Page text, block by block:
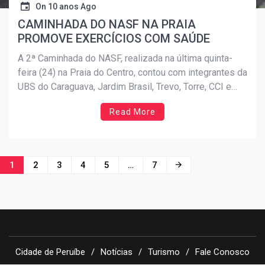
On 10 anos Ago
CAMINHADA DO NASF NA PRAIA
PROMOVE EXERCÍCIOS COM SAÚDE
A 2ª Caminhada do NASF, realizada na última quinta-
feira (24) na Praia do Centro, contou com integrantes da
UBS do Caraguava, Jardim Brasil, Trevo, Torre, CCI e
Caps I, com aproximadamente 200 pessoas presentes.
A Caminhada (alongamento, exercício, dinâmicas
Read More
Navegação
1 2 3 4 5 … 7
Cidade de Peruíbe Notícias Turismo Fale Conosco